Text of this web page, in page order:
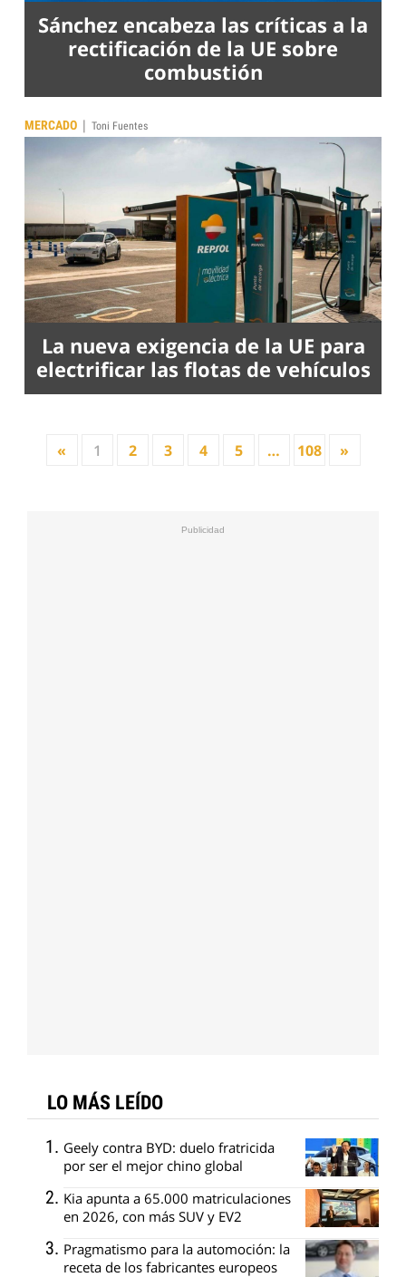
Sánchez encabeza las críticas a la
rectificación de la UE sobre
combustión
MERCADO | Toni Fuentes
La nueva exigencia de la UE para
electrificar las flotas de vehículos
« 1 2 3 4 5 … 108 »
LO MÁS LEÍDO
Geely contra BYD: duelo fratricida
por ser el mejor chino global
Kia apunta a 65.000 matriculaciones
en 2026, con más SUV y EV2
Pragmatismo para la automoción: la
receta de los fabricantes europeos